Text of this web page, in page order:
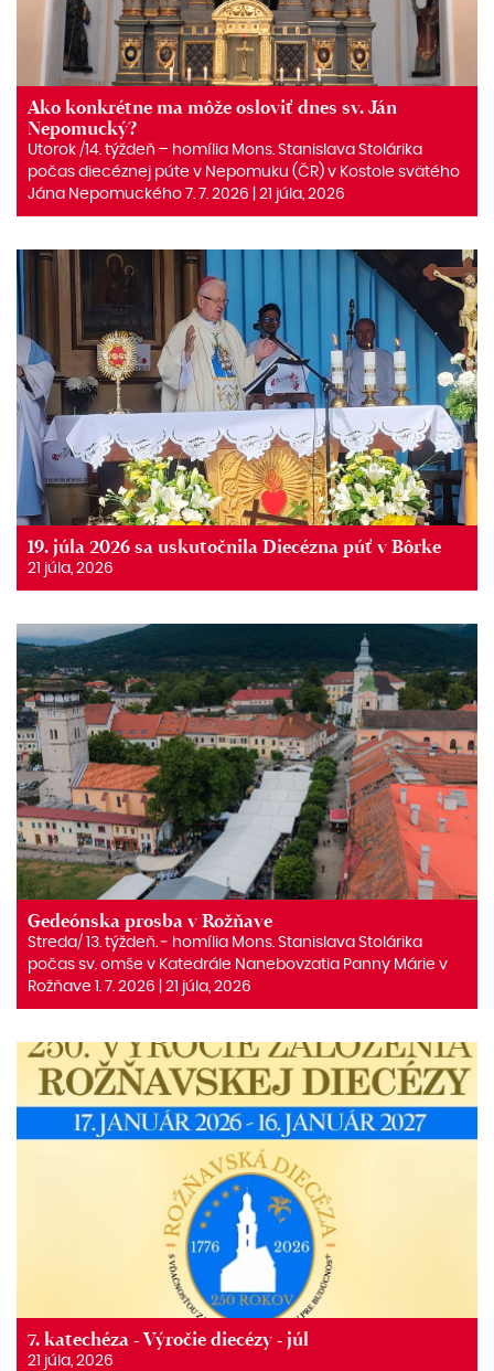
Ako konkrétne ma môže osloviť dnes sv. Ján
Nepomucký?
Utorok /14. týždeň – homília Mons. Stanislava Stolárika
počas diecéznej púte v Nepomuku (ČR) v Kostole svätého
Jána Nepomuckého 7. 7. 2026 | 21 júla, 2026
19. júla 2026 sa uskutočnila Diecézna púť v Bôrke
21 júla, 2026
Gedeónska prosba v Rožňave
Streda/ 13. týždeň. ‒ homília Mons. Stanislava Stolárika
počas sv. omše v Katedrále Nanebovzatia Panny Márie v
Rožňave 1. 7. 2026 | 21 júla, 2026
7. katechéza - Výročie diecézy - júl
21 júla, 2026